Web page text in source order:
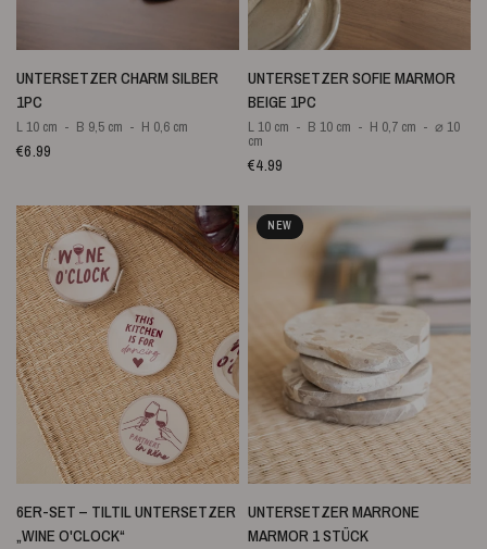
SCHNELLANSICHT
UNTERSETZER CHARM SILBER
1PC
L 10 cm B 9,5 cm H 0,6 cm
€6.99
SCHNELLANSICHT
UNTERSETZER SOFIE MARMOR
BEIGE 1PC
L 10 cm B 10 cm H 0,7 cm ⌀ 10
cm
€4.99
SCHNELLANSICHT
6ER-SET – TILTIL UNTERSETZER
„WINE O'CLOCK“
NEW
SCHNELLANSICHT
UNTERSETZER MARRONE
MARMOR 1 STÜCK